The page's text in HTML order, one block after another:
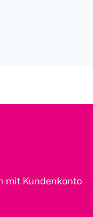
mit Kundenkonto